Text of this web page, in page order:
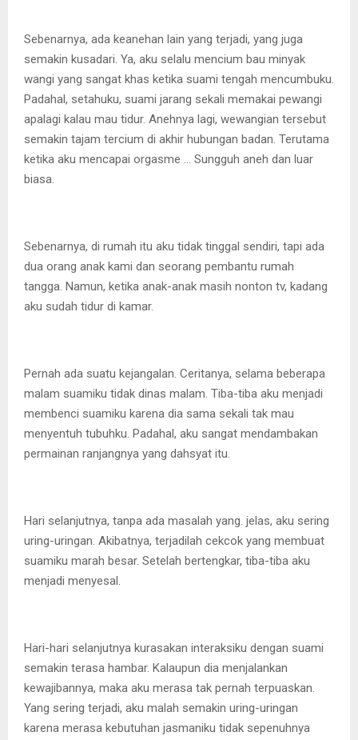
Sebenarnya, ada keanehan lain yang terjadi, yang juga
semakin kusadari. Ya, aku selalu mencium bau minyak
wangi yang sangat khas ketika suami tengah mencumbuku.
Padahal, setahuku, suami jarang sekali memakai pewangi
apalagi kalau mau tidur. Anehnya lagi, wewangian tersebut
semakin tajam tercium di akhir hubungan badan. Terutama
ketika aku mencapai orgasme … Sungguh aneh dan luar
biasa.
Sebenarnya, di rumah itu aku tidak tinggal sendiri, tapi ada
dua orang anak kami dan seorang pembantu rumah
tangga. Namun, ketika anak-anak masih nonton tv, kadang
aku sudah tidur di kamar.
Pernah ada suatu kejangalan. Ceritanya, selama beberapa
malam suamiku tidak dinas malam. Tiba-tiba aku menjadi
membenci suamiku karena dia sama sekali tak mau
menyentuh tubuhku. Padahal, aku sangat mendambakan
permainan ranjangnya yang dahsyat itu.
Hari selanjutnya, tanpa ada masalah yang. jelas, aku sering
uring-uringan. Akibatnya, terjadilah cekcok yang membuat
suamiku marah besar. Setelah bertengkar, tiba-tiba aku
menjadi menyesal.
Hari-hari selanjutnya kurasakan interaksiku dengan suami
semakin terasa hambar. Kalaupun dia menjalankan
kewajibannya, maka aku merasa tak pernah terpuaskan.
Yang sering terjadi, aku malah semakin uring-uringan
karena merasa kebutuhan jasmaniku tidak sepenuhnya